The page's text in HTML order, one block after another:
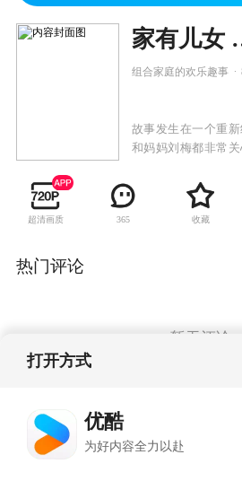
家
组合家庭的欢乐趣事
故事发生在一个重
和妈妈刘梅都非常
果的打击之后，重回
儿子刘星，现在是“
生，而小儿子夏雨
超清画质 365 收藏
热门评论
暂无评论
打开方式
优酷
为好内容全力以赴